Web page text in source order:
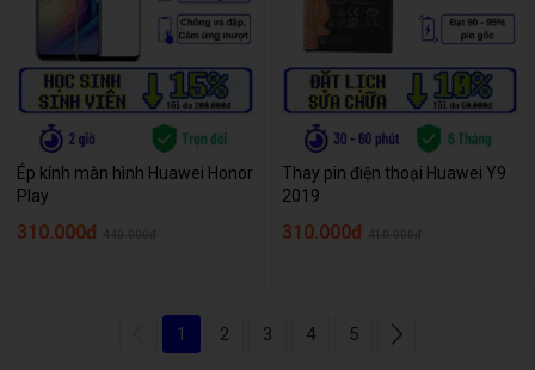
Ép kính màn hình Huawei Honor
Play
310.000đ
Thay pin điện thoại Huawei Y9
2019
310.000đ
1 2 3 4 5